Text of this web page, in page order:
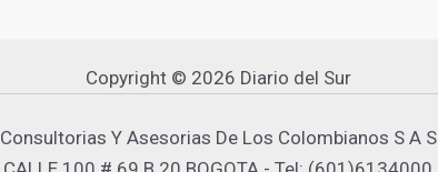
Copyright © 2026 Diario del Sur
Consultorias Y Asesorias De Los Colombianos S A S